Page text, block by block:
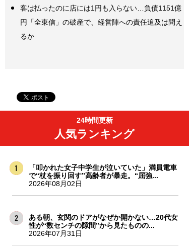
客は払ったのに店には1円も入らない…負債1151億
円「全東信」の破産で、経営陣への責任追及は問え
るか
24時間更新
人気ランキング
「叩かれた女子中学生が泣いていた」満員電車
で“杖を振り回す”高齢者が暴走。“屈強...
2026年08月02日
ある朝、玄関のドアがなぜか開かない…20代女
性が“数センチの隙間”から見たものの...
2026年07月31日